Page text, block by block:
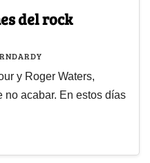
del rock
y Roger Waters,
no acabar. En estos días